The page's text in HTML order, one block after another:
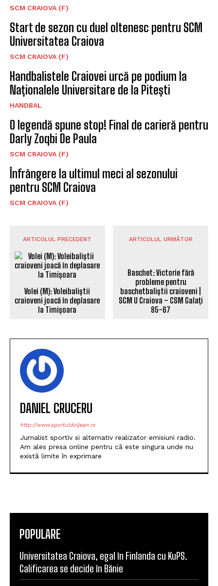
SCM CRAIOVA (F)
Start de sezon cu duel oltenesc pentru SCM
Universitatea Craiova
SCM CRAIOVA (F)
Handbalistele Craiovei urcă pe podium la
Naționalele Universitare de la Pitești
HANDBAL
O legendă spune stop! Final de carieră pentru
Darly Zoqbi De Paula
SCM CRAIOVA (F)
Înfrângere la ultimul meci al sezonului
pentru SCM Craiova
SCM CRAIOVA (F)
ARTICOLUL PRECEDENT
Volei (M): Voleibaliștii
craioveni joacă în deplasare
la Timișoara
ARTICOLUL URMĂTOR
Baschet: Victorie fără
SCM U Craiova – CSM Galați
DANIEL CRUCERU
http://www.sportuldoljean.ro
Jurnalist sportiv si alternativ realizator emisiuni radio.
POPULARE